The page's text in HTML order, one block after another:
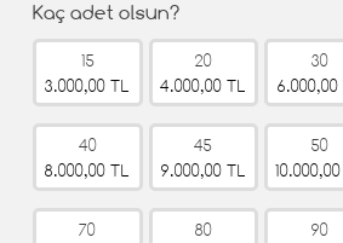
Kaç adet olsun?
15
3.000,00 TL
20
4.000,00 TL
30
6.000,00
40
8.000,00 TL
45
9.000,00 TL
50
10.000,00
70
80
90